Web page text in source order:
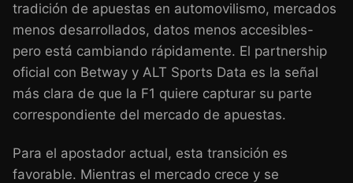
tradición de apuestas en automovilismo, mercados
menos desarrollados, datos menos accesibles-
pero está cambiando rápidamente. El partnership
oficial con Betway y ALT Sports Data es la señal
más clara de que la F1 quiere capturar su parte
correspondiente del mercado de apuestas.
Para el apostador actual, esta transición es
favorable. Mientras el mercado crece y se